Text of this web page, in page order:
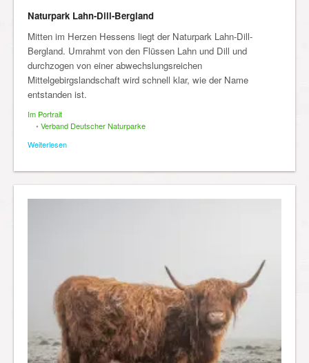
Naturpark Lahn-Dill-Bergland
Mitten im Herzen Hessens liegt der Naturpark Lahn-Dill-
Bergland. Umrahmt von den Flüssen Lahn und Dill und
durchzogen von einer abwechslungsreichen
Mittelgebirgslandschaft wird schnell klar, wie der Name
entstanden ist.
Im Portrait
• Verband Deutscher Naturparke
Weiterlesen